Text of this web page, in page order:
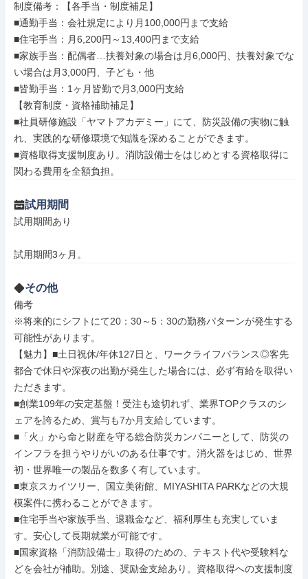
制度備考：【各手当・制度補足】
■通勤手当：会社規定により月100,000円まで支給
■住宅手当：月6,200円～13,400円まで支給
■家族手当：配偶者…扶養対象の場合は月6,000円、扶養対象でな
い場合は月3,000円、子ども・他
■皆勤手当：1ヶ月皆勤で月3,000円支給
【教育制度・資格補助補足】
■社員研修施設「ヤマトアカデミー」にて、防災設備の実物に触
れ、実践的な研修環境で知識を深めることができます。
■資格取得支援制度あり。消防設備士をはじめとする資格取得に
関わる費用を全額負担。
試用期間
試用期間あり
試用期間3ヶ月。
その他
備考
※将来的にシフトにて20：30～5：30の勤務パターンが発生する
可能性があります。
【魅力】■土日祝休/年休127日と、ワークライフバランス◎客先
都合で休日や深夜の出勤が発生した場合には、必ず有給を取得い
ただきます。
■創業109年の安定基盤！受注も途切れず、業界TOPクラスのシ
ェアを誇るため、賞与も7か月支給しています。
■「火」から命と財産を守る総合防災カンパニーとして、防災の
インフラを担うやりがいのある仕事です。消火器をはじめ、世界
初・世界唯一の製品を数多く有しています。
■東京スカイツリー、国立美術館、MIYASHITA PARKなどの大規
模案件に携わることができます。
■住宅手当や家族手当、退職金など、福利厚生も充実していま
す。安心して長期就業が可能です。
■国家資格「消防設備士」取得のための、テキスト代や受験料な
どを会社が補助。別途、奨励金支給あり。資格取得への支援制度